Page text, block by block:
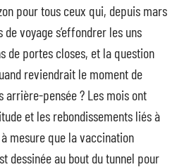
pour tous ceux qui, depuis mars
voyage s’effondrer les uns
de portes closes, et la question
reviendrait le moment de
arrière-pensée ? Les mois ont
et les rebondissements liés à
à mesure que la vaccination
dessinée au bout du tunnel pour